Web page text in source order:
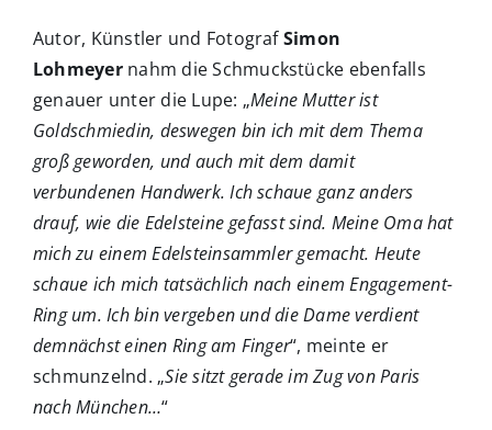
Autor, Künstler und FotografSimon
Lohmeyernahm die Schmuckstücke ebenfalls
genauer unter die Lupe: „Meine Mutter ist
Goldschmiedin, deswegen bin ich mit dem Thema
groß geworden, und auch mit dem damit
verbundenen Handwerk. Ich schaue ganz anders
drauf, wie die Edelsteine gefasst sind. Meine Oma hat
mich zu einem Edelsteinsammler gemacht. Heute
schaue ich mich tatsächlich nach einem Engagement-
Ring um. Ich bin vergeben und die Dame verdient
demnächst einen Ring am Finger“, meinte er
schmunzelnd. „Sie sitzt gerade im Zug von Paris
nach München…“